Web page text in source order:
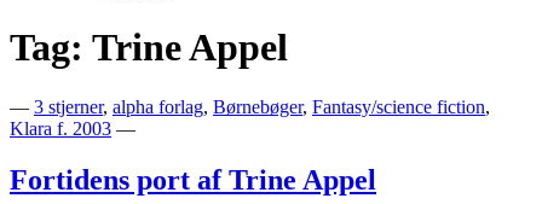
Bech's Books
Bogblog – Vi ♥ Bøger
Tag: Trine Appel
— 3 stjerner, alpha forlag, Børnebøger, Fantasy/science fiction,
Klara f. 2003 —
Fortidens port af Trine Appel